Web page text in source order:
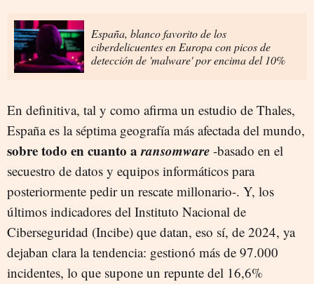
España, blanco favorito de los
ciberdelicuentes en Europa con picos de
detección de 'malware' por encima del 10%
En definitiva, tal y como afirma un estudio de Thales,
España es la séptima geografía más afectada del mundo,
sobre todo en cuanto aransomware -basado en el
secuestro de datos y equipos informáticos para
posteriormente pedir un rescate millonario-. Y, los
últimos indicadores del Instituto Nacional de
Ciberseguridad (Incibe) que datan, eso sí, de 2024, ya
dejaban clara la tendencia: gestionó más de 97.000
incidentes, lo que supone un repunte del 16,6%